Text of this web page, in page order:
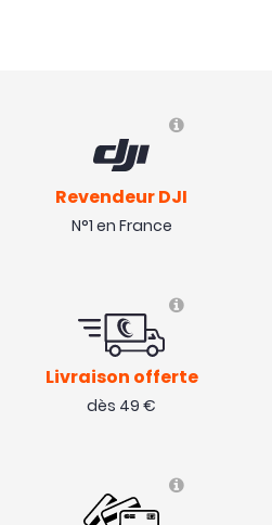
Revendeur DJI
N°1 en France
Livraison offerte
dès 49 €